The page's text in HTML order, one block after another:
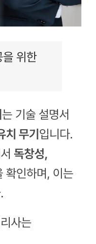
위한
는 기술 설명서
치 무기 입니다.
독창성,
확인하며, 이는
사는